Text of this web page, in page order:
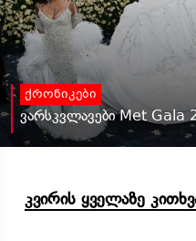
ქრონიკები
ვარსკვლავები Met Gala
კვირის ყველაზე